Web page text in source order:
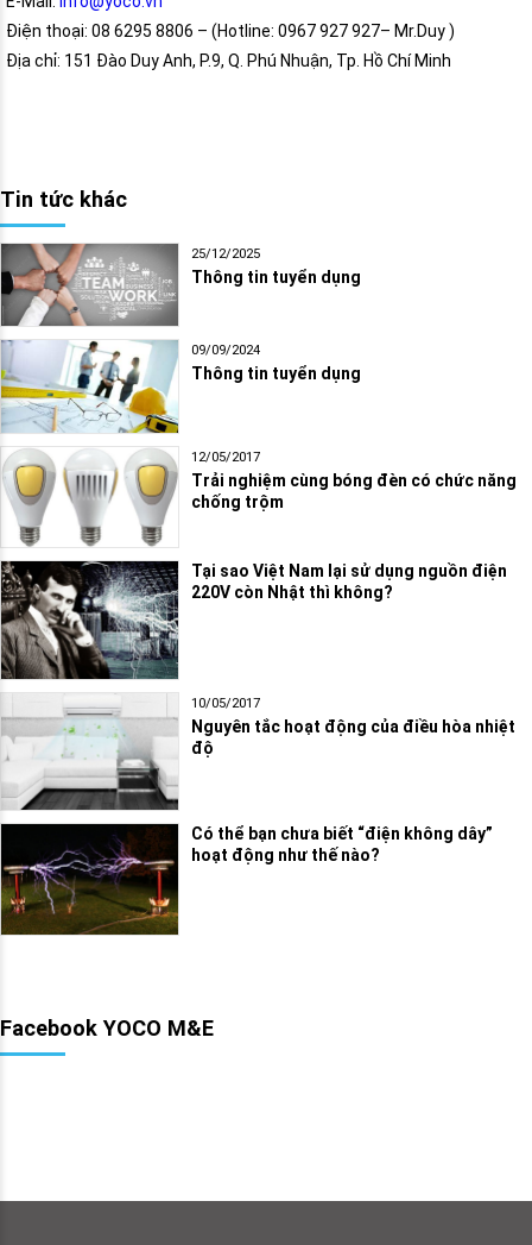
Điện thoại: 08 6295 8806 – (Hotline: 0967 927 927– Mr.Duy )
Địa chỉ: 151 Đào Duy Anh, P.9, Q. Phú Nhuận, Tp. Hồ Chí Minh
Tin tức khác
25/12/2025
Thông tin tuyển dụng
09/09/2024
Thông tin tuyển dụng
12/05/2017
Trải nghiệm cùng bóng đèn có chức năng
chống trộm
Tại sao Việt Nam lại sử dụng nguồn điện
220V còn Nhật thì không?
10/05/2017
Nguyên tắc hoạt động của điều hòa nhiệt
độ
Có thể bạn chưa biết “điện không dây”
hoạt động như thế nào?
Facebook YOCO M&E